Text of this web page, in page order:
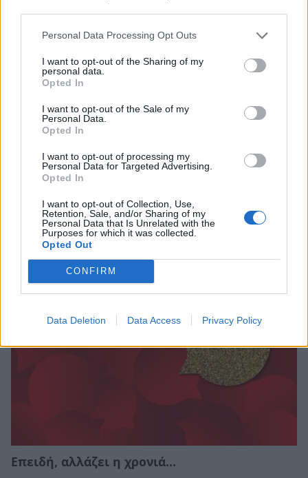
Personal Data Processing Opt Outs
I want to opt-out of the Sharing of my
personal data.
Opted In
I want to opt-out of the Sale of my
Personal Data.
Opted In
I want to opt-out of processing my
Personal Data for Targeted Advertising.
Opted In
I want to opt-out of Collection, Use,
Retention, Sale, and/or Sharing of my
Personal Data that Is Unrelated with the
Purposes for which it was collected.
Opted Out
CONFIRM
Data Deletion Data Access Privacy Policy
Μιχάλη Βακαλόπουλου, στο Γενικό
Νοσοκομείο Λακωνίας
05/01/2026 11:16
Επειδή, αλλάζει η χρονιά…